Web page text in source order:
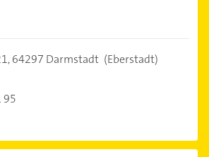
64297 Darmstadt (Eberstadt)
95